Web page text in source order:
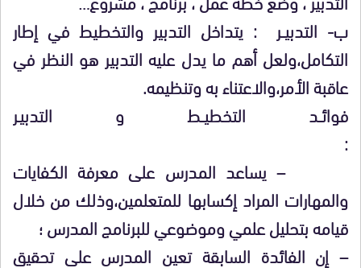
ب- التدبيــر : يتداخل التدبير والتخطيط في إطار
التكامل،ولعل أهم ما يدل عليه التدبير هو النظر في
عاقبة الأمر،والاعتناء به وتنظيمه.
فوائــد التخطيــط و التدبيـر
:
– يساعد المدرس على معرفة الكفايات
والمهارات المراد إكسابها للمتعلمين،وذلك من خلال
قيامه بتحليل علمي وموضوعي للبرنامج المدرس ؛
– إن الفائدة السابقة تعين المدرس على تحقيق